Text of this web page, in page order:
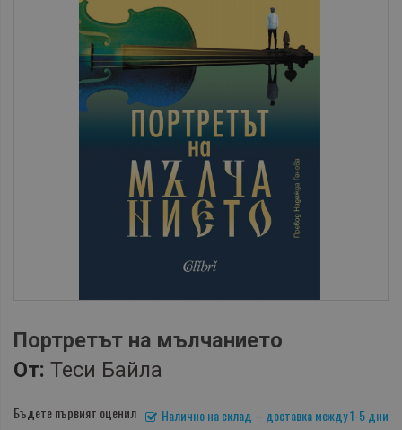
Портретът на мълчанието
От: Теси Байла
Налично на склад – доставка между 1-5 дни
Бъдете първият оценил